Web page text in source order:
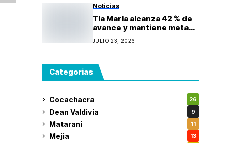
agosto
Noticias
Tía María alcanza 42 % de
avance y mantiene meta
de iniciar producción
durante 2027
JULIO 23, 2026
Categorias
Cocachacra 26
Dean Valdivia 9
Matarani 11
Mejia 13